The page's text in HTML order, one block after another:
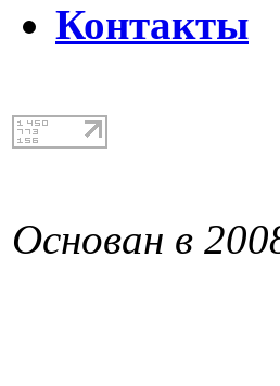
Контакты
Основан в